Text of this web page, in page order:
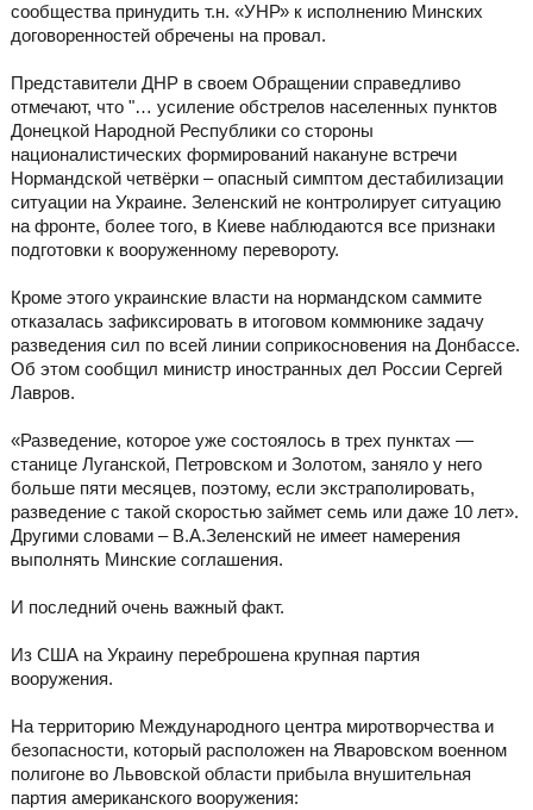
сообщества принудить т.н. «УНР» к исполнению Минских
договоренностей обречены на провал.
Представители ДНР в своем Обращении справедливо
отмечают, что "… усиление обстрелов населенных пунктов
Донецкой Народной Республики со стороны
националистических формирований накануне встречи
Нормандской четвёрки – опасный симптом дестабилизации
ситуации на Украине. Зеленский не контролирует ситуацию
на фронте, более того, в Киеве наблюдаются все признаки
подготовки к вооруженному перевороту.
Кроме этого украинские власти на нормандском саммите
отказалась зафиксировать в итоговом коммюнике задачу
разведения сил по всей линии соприкосновения на Донбассе.
Об этом сообщил министр иностранных дел России Сергей
Лавров.
«Разведение, которое уже состоялось в трех пунктах —
станице Луганской, Петровском и Золотом, заняло у него
больше пяти месяцев, поэтому, если экстраполировать,
разведение с такой скоростью займет семь или даже 10 лет».
Другими словами – В.А.Зеленский не имеет намерения
выполнять Минские соглашения.
И последний очень важный факт.
Из США на Украину переброшена крупная партия
вооружения.
На территорию Международного центра миротворчества и
безопасности, который расположен на Яваровском военном
полигоне во Львовской области прибыла внушительная
партия американского вооружения: